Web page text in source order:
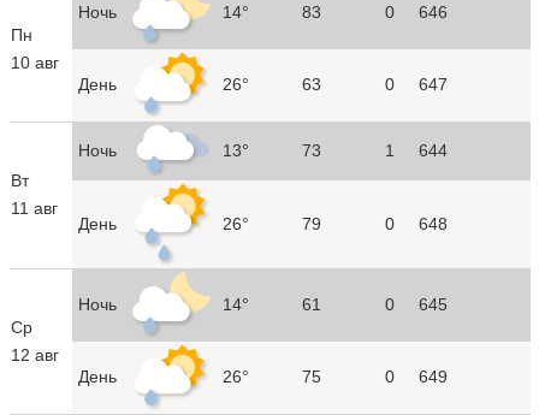
Пн
10 авг
Ночь 14° 83 0 646
День 26° 63 0 647
Вт
11 авг
Ночь 13° 73 1 644
День 26° 79 0 648
Ср
12 авг
Ночь 14° 61 0 645
День 26° 75 0 649